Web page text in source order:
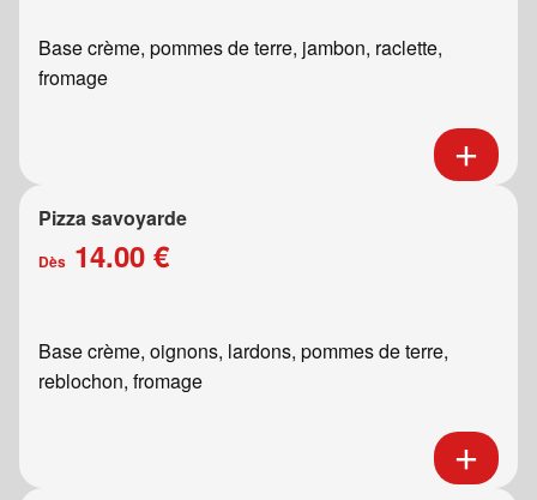
Base crème, pommes de terre, jambon, raclette,
fromage
Pizza savoyarde
Dès 14.00 €
Base crème, oignons, lardons, pommes de terre,
reblochon, fromage